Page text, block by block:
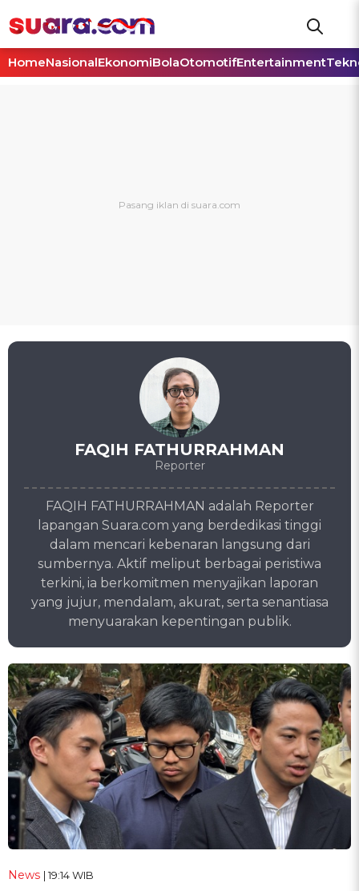
HomeNasionalEkonomiBolaOtomotifEntertainment
FAQIH FATHURRAHMAN
Reporter
FAQIH FATHURRAHMAN adalah Reporter
lapangan Suara.com yang berdedikasi tinggi
dalam mencari kebenaran langsung dari
sumbernya. Aktif meliput berbagai peristiwa
terkini, ia berkomitmen menyajikan laporan
yang jujur, mendalam, akurat, serta senantiasa
menyuarakan kepentingan publik.
News | 19:14 WIB